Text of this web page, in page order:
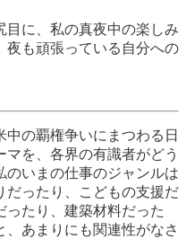
目に、私の真夜中の楽しみ
夜も頑張っている自分への
の覇権争いにまつわる日
を、各界の有識者がどう
のいまの仕事のジャンルは
だったり、こどもの支援だ
ったり、建築材料だった
、あまりにも関連性がなさ